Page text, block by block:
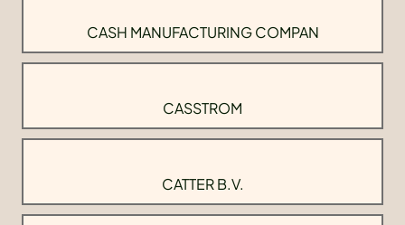
CASH MANUFACTURING COMPAN
CASSTROM
CATTER B.V.